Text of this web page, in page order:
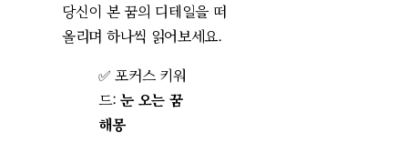
당신이 본 꿈의 디테일을 떠
올리며 하나씩 읽어보세요.
✅ 포커스 키워
드:눈 오는 꿈
해몽